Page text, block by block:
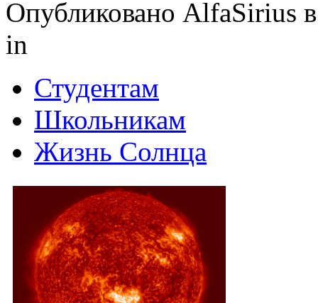
Опубликовано AlfaSirius
in
Студентам
Школьникам
Жизнь Солнца